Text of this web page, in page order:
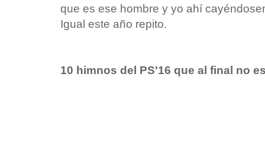
que es ese hombre y yo ahí
Igual este año repito.
10 himnos del PS'16 que al final no